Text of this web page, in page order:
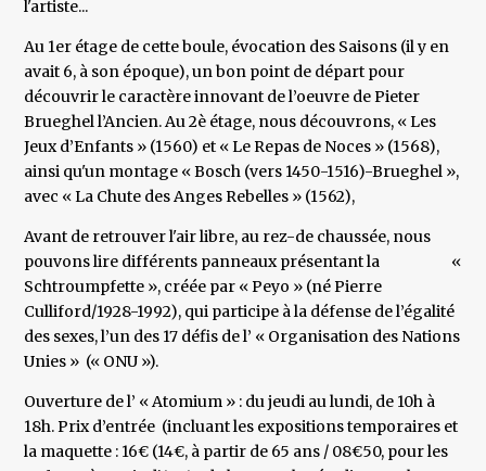
l'artiste...
Au 1er étage de cette boule, évocation des Saisons (il y en
avait 6, à son époque), un bon point de départ pour
découvrir le caractère innovant de l’oeuvre de Pieter
Brueghel l’Ancien. Au 2è étage, nous découvrons, « Les
Jeux d’Enfants » (1560) et « Le Repas de Noces » (1568),
ainsi qu'un montage « Bosch (vers 1450-1516)-Brueghel »,
avec « La Chute des Anges Rebelles » (1562),
Avant de retrouver l'air libre, au rez-de chaussée, nous
pouvons lire différents panneaux présentant la «
Schtroumpfette », créée par « Peyo » (né Pierre
Culliford/1928-1992), qui participe à la défense de l’égalité
des sexes, l’un des 17 défis de l’ « Organisation des Nations
Unies » (« ONU »).
Ouverture de l’ « Atomium » : du jeudi au lundi, de 10h à
18h. Prix d’entrée (incluant les expositions temporaires et
la maquette : 16€ (14€, à partir de 65 ans / 08€50, pour les